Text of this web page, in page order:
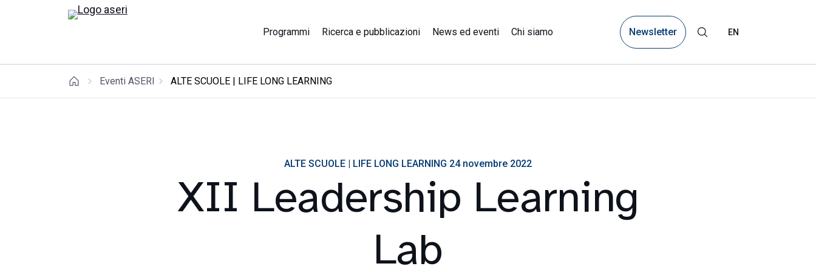
Programmi Ricerca e pubblicazioni News ed eventi Chi siamo Newsletter EN
Eventi ASERI ALTE SCUOLE | LIFE LONG LEARNING
ALTE SCUOLE | LIFE LONG LEARNING 24 novembre 2022
XII Leadership Learning
Lab